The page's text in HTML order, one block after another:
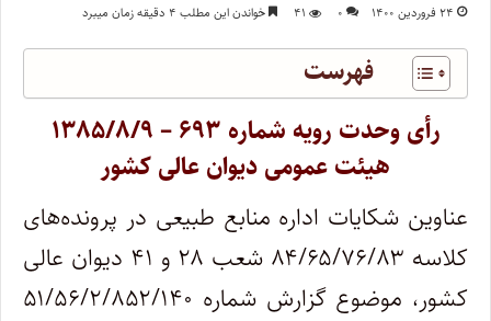
۲۴ فروردین ۱۴۰۰ ۰ ۴۱ خواندن این مطلب ۴ دقیقه زمان میبرد
فهرست
رأی وحدت رویه شماره ۶۹۳ – ۱۳۸۵/۸/۹
هیئت عمومی دیوان عالی کشور
عناوین شکایات اداره‌ منابع طبیعی در پرونده‌های
کلاسه ۸۴/۶۵/۷۶/۸۳ شعب ۲۸ و ۴۱ دیوان عالی
کشور، موضوع گزارش شماره ۵۱/۵۶/۲/۸۵۲/۱۴۰